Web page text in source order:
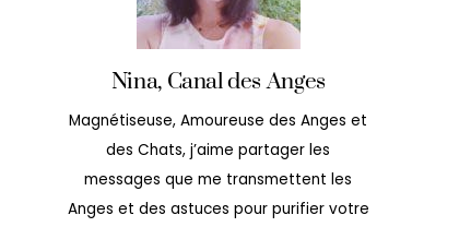
Nina, Canal des Anges
Magnétiseuse, Amoureuse des Anges et
des Chats, j’aime partager les
messages que me transmettent les
Anges et des astuces pour purifier votre